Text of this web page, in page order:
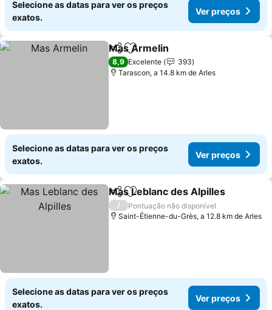
Selecione as datas para ver os preços
exatos.
Ver preços
PartilharAdicionar aos favoritos
Mas Armelin
8,9 Excelente
393
Tarascon, a 14.8 km de Arles
Selecione as datas para ver os preços
exatos.
Ver preços
PartilharAdicionar aos favoritos
Mas Leblanc des Alpilles
/
Pontuação não disponível
Saint-Étienne-du-Grès, a 12.8 km de Arles
Selecione as datas para ver os preços
exatos.
Ver preços